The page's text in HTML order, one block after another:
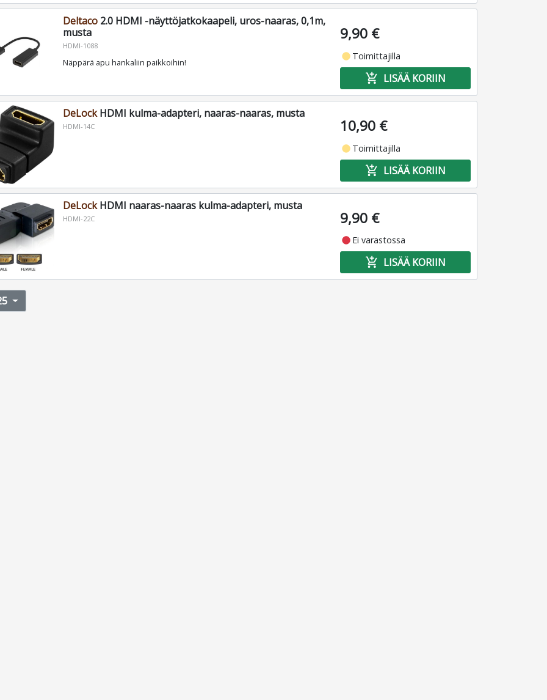
Deltaco2.0 HDMI -näyttöjatkokaapeli, uros-naaras, 0,1m,
musta
HDMI-1088
Näppärä apu hankaliin paikkoihin!
9,90 €
fiber_manual_record Toimittajilla
add_shopping_cart LISÄÄ KORIIN
DeLockHDMI kulma-adapteri, naaras-naaras, musta
HDMI-14C 10,90 €
fiber_manual_record Toimittajilla
add_shopping_cart LISÄÄ KORIIN
DeLockHDMI naaras-naaras kulma-adapteri, musta
HDMI-22C 9,90 €
fiber_manual_record Ei varastossa
add_shopping_cart LISÄÄ KORIIN